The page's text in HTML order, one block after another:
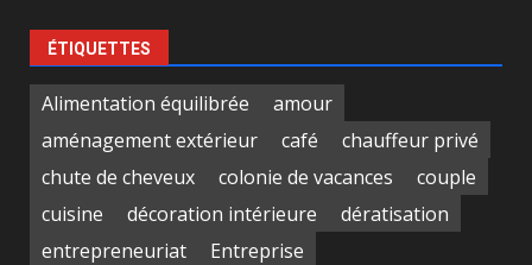
ÉTIQUETTES
Alimentation équilibrée
amour
aménagement extérieur
café
chauffeur privé
chute de cheveux
colonie de vacances
couple
cuisine
décoration intérieure
dératisation
entrepreneuriat
Entreprise